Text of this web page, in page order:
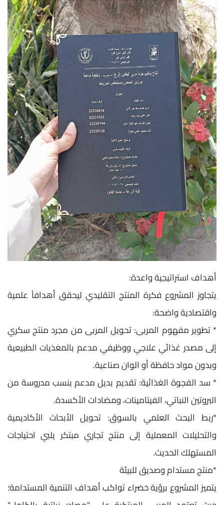
أهداف استراتيجية واعدة:
يتجاوز المشروع فكرة المنتج التقليدي ليحقق أهدافاً علمية
واقتصادية واضحة:
* تطوير مفهوم المربى: تحويل المربى من مجرد منتج سكري
إلى مصدر غذائي علاجي ووظيفي مدعم بالمغذيات الطبيعية
وبدون مواد حافظة أو الوان صناعية.
* سد الفجوة الغذائية: تقديم بديل مدعم بنسب مدروسة من
البروتين النباتي، الفيتامينات، ومضادات الأكسدة.
*ربط البحث العلمي بالسوق: تحويل الأبحاث الأكاديمية
والتحليلات المعملية إلى منتج تجاري مبتكر يلبي احتياجات
المستهلك الحديث.
*منتج مستدام وصديق للبيئة
يتميز المشروع برؤية خضراء تواكب أهداف التنمية المستدامة؛